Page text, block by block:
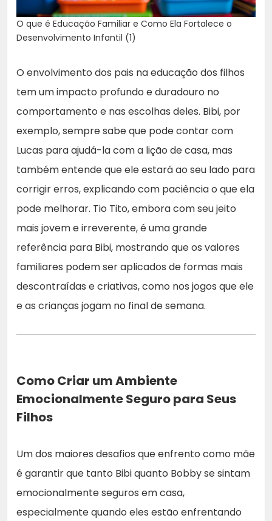
O que é Educação Familiar e Como Ela Fortalece o
Desenvolvimento Infantil (1)
O envolvimento dos pais na educação dos filhos
tem um impacto profundo e duradouro no
comportamento e nas escolhas deles. Bibi, por
exemplo, sempre sabe que pode contar com
Lucas para ajudá-la com a lição de casa, mas
também entende que ele estará ao seu lado para
corrigir erros, explicando com paciência o que ela
pode melhorar. Tio Tito, embora com seu jeito
mais jovem e irreverente, é uma grande
referência para Bibi, mostrando que os valores
familiares podem ser aplicados de formas mais
descontraídas e criativas, como nos jogos que ele
e as crianças jogam no final de semana.
Como Criar um Ambiente
Emocionalmente Seguro para Seus
Filhos
Um dos maiores desafios que enfrento como mãe
é garantir que tanto Bibi quanto Bobby se sintam
emocionalmente seguros em casa,
especialmente quando eles estão enfrentando